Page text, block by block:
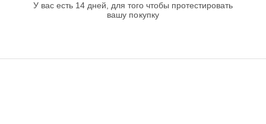
У вас есть 14 дней, для того чтобы протестировать
вашу покупку